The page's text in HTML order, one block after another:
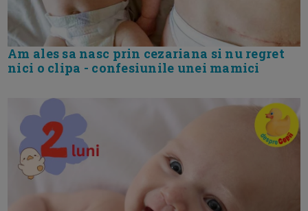
Am ales sa nasc prin cezariana si nu regret
nici o clipa - confesiunile unei mamici